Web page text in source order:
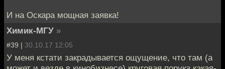
И на Оскара мощная заявка!
Химик-МГУ »
#39 | 30.10.17 12:05
У меня кстати закрадывается ощущение, что там (а